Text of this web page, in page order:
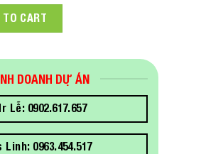
for Auto Take-up Reel Unit quantity
TO CART
DOANH DỰ ÁN
Lễ: 0902.617.657
Linh: 0963.454.517